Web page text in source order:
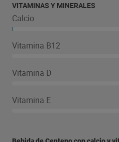
VITAMINAS Y MINERALES
Calcio
Vitamina B12
Vitamina D
Vitamina E